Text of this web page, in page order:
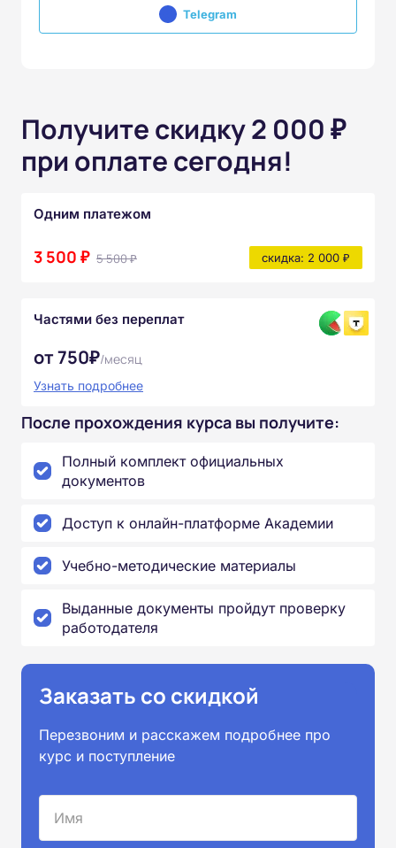
Telegram
Получите скидку 2 000 ₽
при оплате сегодня!
Одним платежом
3 500 ₽ 5 500 ₽ скидка: 2 000 ₽
Частями без переплат
от 750₽/месяц
Узнать подробнее
После прохождения курса вы получите:
Полный комплект официальных
документов
Доступ к онлайн-платформе Академии
Учебно-методические материалы
Выданные документы пройдут проверку
работодателя
Заказать со скидкой
Перезвоним и расскажем подробнее про
курс и поступление